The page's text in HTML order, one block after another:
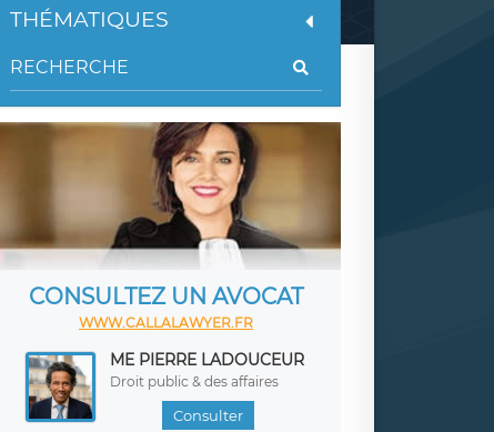
THÉMATIQUES
CONSULTEZ UN AVOCAT
WWW.CALLALAWYER.FR
ME PIERRE LADOUCEUR
Droit public & des affaires
Consulter